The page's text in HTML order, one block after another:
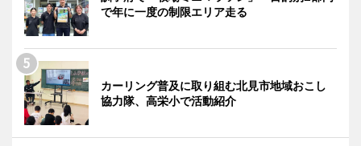
で年に一度の制限エリア走る
カーリング普及に取り組む北見市地域おこし
協力隊、高栄小で活動紹介